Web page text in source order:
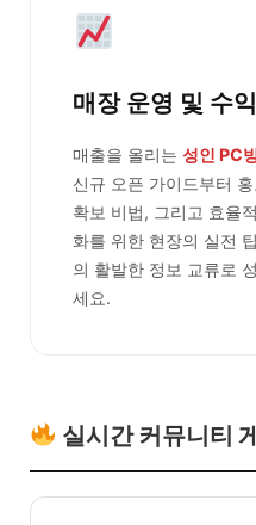
매장 운영 및 수
매출을 올리는 성인 PC
신규 오픈 가이드부터
확보 비법, 그리고 효율
화를 위한 현장의 실전
의 활발한 정보 교류로
세요.
실시간 커뮤니티